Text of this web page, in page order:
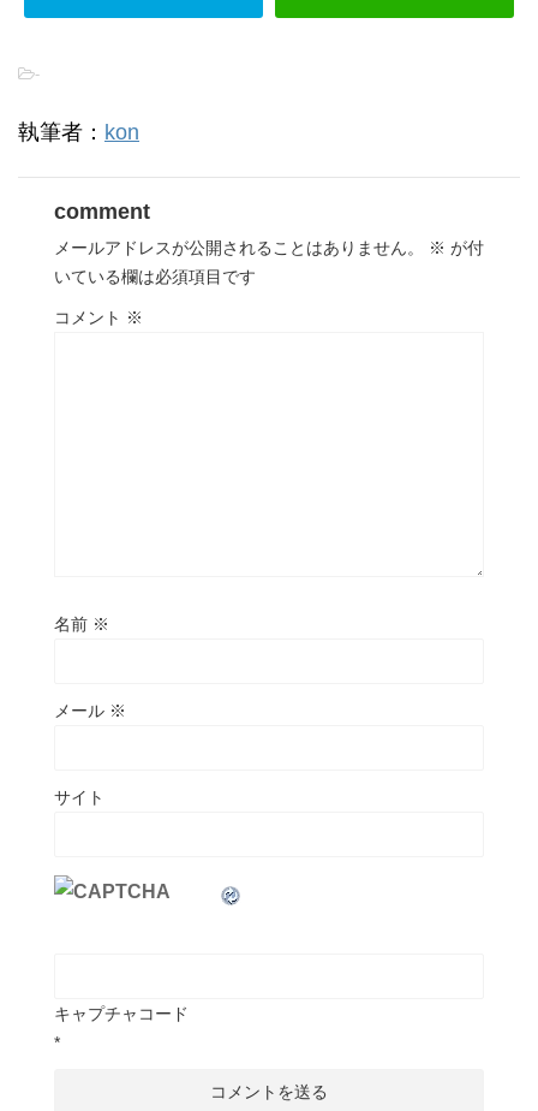
-
執筆者： kon
comment
メールアドレスが公開されることはありません。 ※ が付
いている欄は必須項目です
コメント ※
名前 ※
メール ※
サイト
キャプチャコード
*